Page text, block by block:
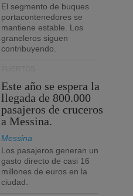
El segmento de buques
portacontenedores se
mantiene estable. Los
graneleros siguen
contribuyendo.
Este año se espera la
llegada de 800.000
pasajeros de cruceros
a Messina.
Messina
Los pasajeros generan un
gasto directo de casi 16
millones de euros en la
ciudad.